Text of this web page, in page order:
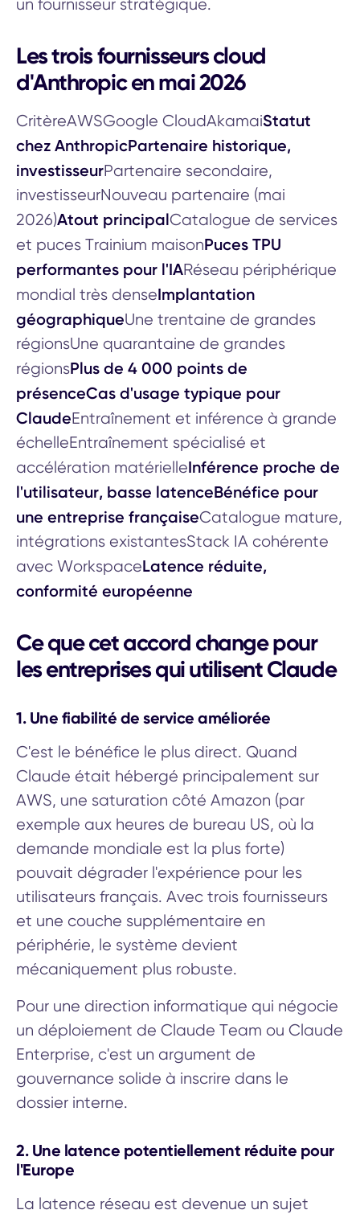
un fournisseur stratégique.
Les trois fournisseurs cloud
d'Anthropic en mai 2026
CritèreAWSGoogle CloudAkamaiStatut
chez AnthropicPartenaire historique,
investisseurPartenaire secondaire,
investisseurNouveau partenaire (mai
2026)Atout principalCatalogue de services
et puces Trainium maisonPuces TPU
performantes pour l'IARéseau périphérique
mondial très denseImplantation
géographiqueUne trentaine de grandes
régionsUne quarantaine de grandes
régionsPlus de 4 000 points de
présenceCas d'usage typique pour
ClaudeEntraînement et inférence à grande
échelleEntraînement spécialisé et
accélération matérielleInférence proche de
l'utilisateur, basse latenceBénéfice pour
une entreprise françaiseCatalogue mature,
intégrations existantesStack IA cohérente
avec WorkspaceLatence réduite,
conformité européenne
Ce que cet accord change pour
les entreprises qui utilisent Claude
1. Une fiabilité de service améliorée
C'est le bénéfice le plus direct. Quand
Claude était hébergé principalement sur
AWS, une saturation côté Amazon (par
exemple aux heures de bureau US, où la
demande mondiale est la plus forte)
pouvait dégrader l'expérience pour les
utilisateurs français. Avec trois fournisseurs
et une couche supplémentaire en
périphérie, le système devient
mécaniquement plus robuste.
Pour une direction informatique qui négocie
un déploiement de Claude Team ou Claude
Enterprise, c'est un argument de
gouvernance solide à inscrire dans le
dossier interne.
2. Une latence potentiellement réduite pour
l'Europe
La latence réseau est devenue un sujet